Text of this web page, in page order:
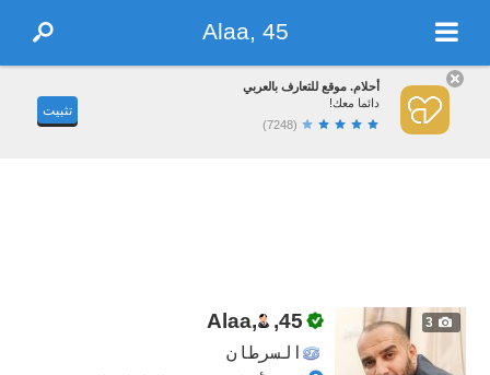
Alaa, 45
أحلام. موقع للتعارف بالعربي
دائما معك!
(7248)
تثبيت
3
Alaa, ,45
السرطان